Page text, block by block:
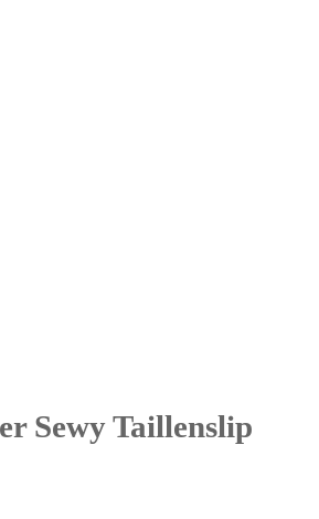
Sewy Taillenslip